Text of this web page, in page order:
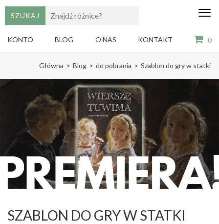
KONTO BLOG O NAS KONTAKT 0
content
Gry,
i
książki
dla
Główna > Blog > do pobrania > Szablon do gry w statki
SZABLON DO GRY W STATKI